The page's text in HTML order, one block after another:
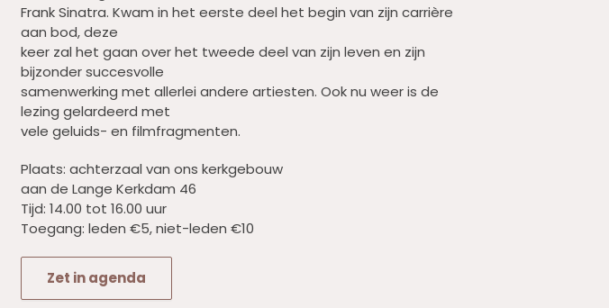
Frank Sinatra. Kwam in het eerste deel het begin van zijn carrière
aan bod, deze
keer zal het gaan over het tweede deel van zijn leven en zijn
bijzonder succesvolle
samenwerking met allerlei andere artiesten. Ook nu weer is de
lezing gelardeerd met
vele geluids- en filmfragmenten.
Plaats: achterzaal van ons kerkgebouw
aan de Lange Kerkdam 46
Tijd: 14.00 tot 16.00 uur
Toegang: leden €5, niet-leden €10
Zet in agenda